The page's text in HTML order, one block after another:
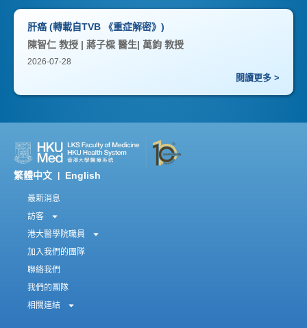
肝癌 (轉載自TVB 《重症解密》)
陳智仁 教授 | 蔣子樑 醫生| 萬鈞 教授
2026-07-28
閱讀更多 >
繁體中文 English
最新消息
訪客
港大醫學院職員
加入我們的團隊
聯絡我們
我們的團隊
相關連結